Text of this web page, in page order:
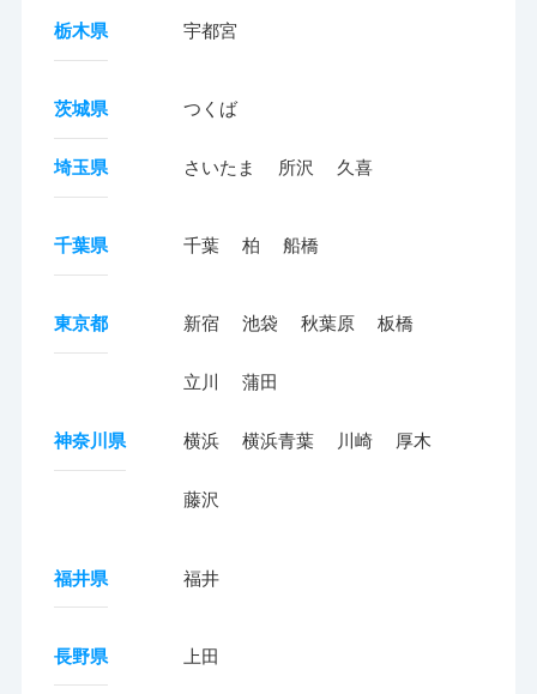
栃木県 宇都宮
茨城県 つくば
埼玉県 さいたま 所沢 久喜
千葉県 千葉 柏 船橋
東京都 新宿 池袋 秋葉原 板橋
立川 蒲田
神奈川県 横浜 横浜青葉 川崎 厚木
藤沢
福井県 福井
長野県 上田